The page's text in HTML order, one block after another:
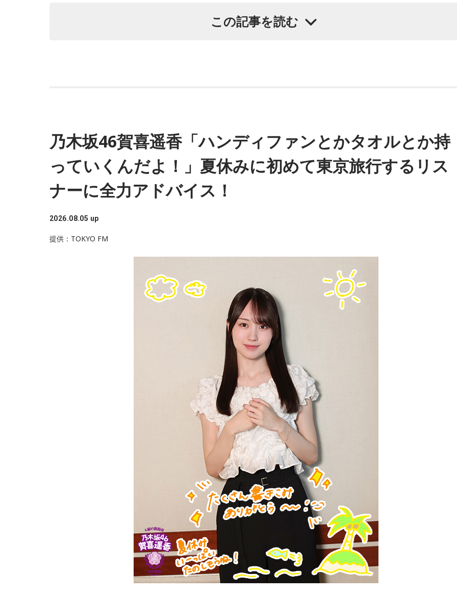
この番組をラジコで聴く
ぎふチャン『復刻版 ヤングスタジオ1431 〜嗚呼‼︎ あの日に帰れない〜』
昭和46年に始まり、岐阜の若者の間で圧倒的な支持を得ていたぎふチャンの深夜放送『ヤングスタジオ1431』
が、開局50年を機に2012年に復活。特筆すべきは、パーソナリティで文筆家・シンガーソングライターのオカダ
ミノルさんのトーク。語りがうまく、お便りやリクエスト曲の紹介の仕方も丁寧。誕生日の人には生ギターで歌
ってお祝いしたりと、至れり尽くせりです。リクエスト曲の音源が、ぎふチャンのレコード室になかった場合、
「申し訳ありません」とお詫びを入れることもあり、なんとも律儀です。曲はフルコーラスでかかります。オカ
ダさんの趣味「残り物料理」をテーマにした「真夜中の残り物クッキング」のコーナーも。
この番組をラジコで聴く
MBSラジオ『ザ・ヒットスタジオ（火曜日）』
吉田照美さんと“昭和の歌謡曲が好きな関西人”小池美波さん（欅坂46）による生放送の番組。歌謡曲といえば、
松田聖子さんや南沙織さんなどを思い浮かべる方も多いと思いますが、若い世代も知っているような曲から、湯
原昌幸さん、伊東きよ子さんなど、歌謡曲通にも嬉しい曲など、多彩なラインナップ。さらに、照美さんならで
はのエピソードがポロリと出たり、昭和の名曲を小池さんが朗読するコーナーがあったり、カラオケを歌う企画
もあります。小池さんにキャッチフレーズを付けるコーナーなど、遊びの部分も。
東京・新宿から甲州・信州を目指す、中央線特急の「あずさ」号、「かいじ」号。列車が、大きな天狗の像があ
湯の花トンネル近くを走る、現在の中央本線の下り普通列車（当時は画像左・上り線の単線運転）
新宿駅10時10分発「419列車」、普通列車・長野行には、軍人をはじめ、買い出しや疎開先を目指す人たちが、
大挙して乗り込みました。デッキにも人があふれ、なかには窓から出入りする子供もいたといいます。列車は、
き、おにぎりを頬張る人もいれば、乗り合わせた人同士、互いの空襲の苦労話をしたり、少し和んだ雰囲気もあ
りました。
そんな「419列車」が小仏峠の登り坂に差し掛かった時、ガクンとスピードが落ちます。突然、バリバリバリ
ッ！と大きな音が響き渡り、列車は牽引する電気機関車と客車の2両目の半分まで湯の花トンネルに入ったところ
そんな叫びと悲鳴が同時に響き渡り、ギューンブルブルブルとすさまじい音が迫ります。アメリカ軍のP51・ム
スタング数機が低空で接近、満員の「419列車」に向かって、何度も何度も容赦なく銃弾を撃ち込んできたので
す。数分前まで、日曜昼下がりの穏やかだった車内は、あちこちからうめき声が聞こえ、人が折り重なるように
この銃撃で亡くなった方は、警視庁の公式発表で52名。大半の方が即死とみられ、地元の方によって、現場近く
「実は列車銃撃の調査を始めた頃、犠牲となった方で、お名前が分かっていたのは、わずかお一人だったんで
そう話すのは、八王子市在住の齊藤勉さん、68歳。現在、「いのはなトンネル列車銃撃遭難者慰霊の会」の会長
この記事を読む
乃木坂46賀喜遥香「ハンディファンとかタオルとか持
っていくんだよ！」夏休みに初めて東京旅行するリス
ナーに全力アドバイス！
2026.08.05 up
提供：TOKYO FM